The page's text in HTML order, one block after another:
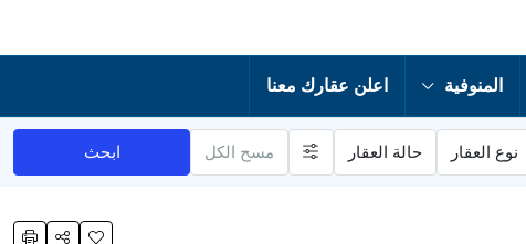
المنوفية اعلن عقارك معنا
نوع العقار حالة العقار مسح الكل ابحث